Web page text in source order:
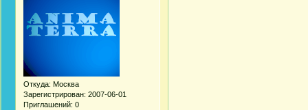
Откуда: Москва
Зарегистрирован: 2007-06-01
Приглашений: 0